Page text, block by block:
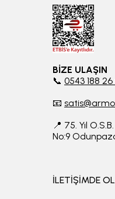
BİZE ULAŞIN
📞 0543 188
📧
📍 75. Yıl
No:9
İLETİŞİMDE